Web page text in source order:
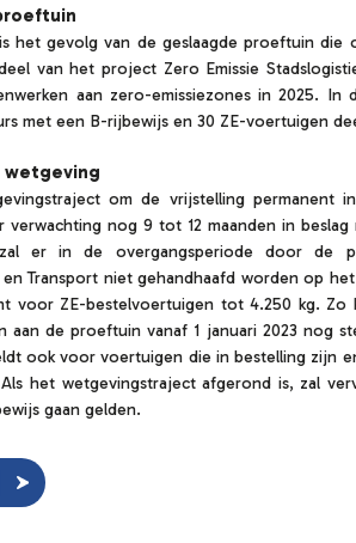
het gevolg van de geslaagde proeftuin die
van het project Zero Emissie
aan zero-emissiezones in 2025.
met een B-rijbewijs en 30 ZE-voertuigen
wetgeving
om de vrijstelling permanent
verwachting nog 9 tot 12 maanden in
er in de overgangsperiode door de
Transport niet gehandhaafd worden op
voor ZE-bestelvoertuigen tot 4.250 kg. Zo
aan de proeftuin vanaf 1 januari 2023 nog
ook voor voertuigen die in bestelling zijn
het wetgevingstraject afgerond is, zal
gaan gelden.